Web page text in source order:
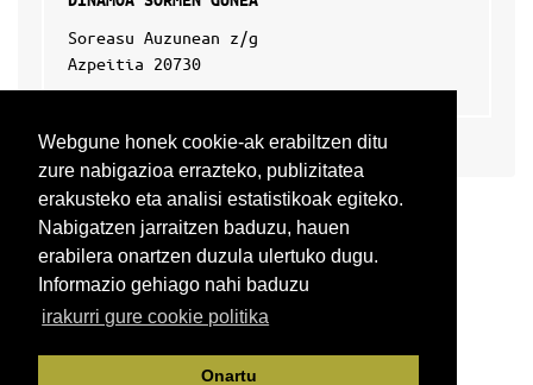
Webgune honek cookie-ak erabiltzen ditu
zure nabigazioa errazteko, publizitatea
erakusteko eta analisi estatistikoak egiteko.
Nabigatzen jarraitzen baduzu, hauen
erabilera onartzen duzula ulertuko dugu.
Informazio gehiago nahi baduzu
irakurri gure cookie politika
Onartu
Soreasu Auzunean z/g
Azpeitia 20730